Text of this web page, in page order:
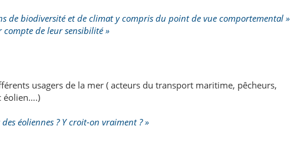
de biodiversité et de climat y compris du point de vue comportemental »
compte de leur sensibilité »
usagers de la mer ( acteurs du transport maritime, pêcheurs,
éolien….)
éoliennes ? Y croit-on vraiment ? »